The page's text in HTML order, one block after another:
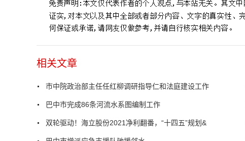
相关文章
市中院政治部主任任红柳调研指导仁和法庭建设工作
巴中市完成86条河流水系图编制工作
双轮驱动！海立股份2021净利翻番，“十四五”规划&